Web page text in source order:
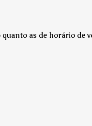
as de horário de